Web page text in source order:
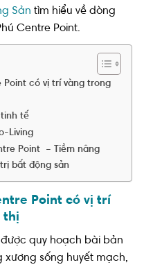
Sản tìm hiểu về dòng
Centre Point.
Point có vị trí vàng trong
tinh tế
Living
Point – Tiềm năng
bất động sản
Point có vị trí
thị
quy hoạch bài bản
xương sống huyết mạch,